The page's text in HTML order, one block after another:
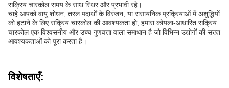
सक्रिय चारकोल समय के साथ स्थिर और प्रभावी रहे।
चाहे आपको वायु शोधन, तरल पदार्थों के विरंजन, या रासायनिक प्रक्रियाओं में अशुद्धियों
को हटाने के लिए सक्रिय चारकोल की आवश्यकता हो, हमारा कोयला-आधारित सक्रिय
चारकोल एक विश्वसनीय और उच्च गुणवत्ता वाला समाधान है जो विभिन्न उद्योगों की सख्त
आवश्यकताओं को पूरा करता है।
विशेषताएँ: